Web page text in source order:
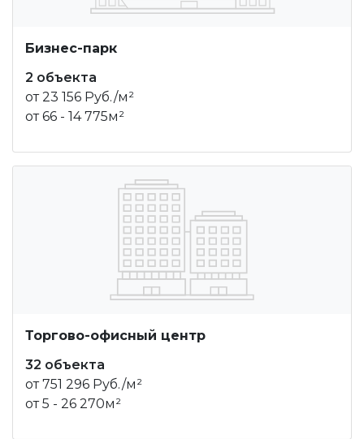
Бизнес-парк
2 объекта
от 23 156 Руб./м²
от 66 - 14 775м²
Торгово-офисный центр
32 объекта
от 751 296 Руб./м²
от 5 - 26 270м²